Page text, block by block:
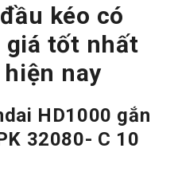
kéo có
giá tốt nhất
nay
HD1000 gắn
32080- C 10